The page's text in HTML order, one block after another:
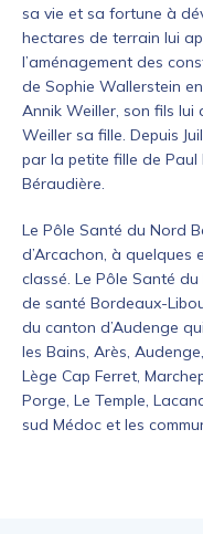
sa vie et sa fortune à
hectares de terrain lui
l’aménagement des
de Sophie Wallerstein
Annik Weiller, son fils lui
Weiller sa fille. Depuis
par la petite fille de Paul
Béraudière.
Le Pôle Santé du Nord
d’Arcachon, à quelques
classé. Le Pôle Santé
de santé Bordeaux-
du canton d’Audenge
les Bains, Arès,
Lège Cap Ferret,
Porge, Le Temple,
sud Médoc et les